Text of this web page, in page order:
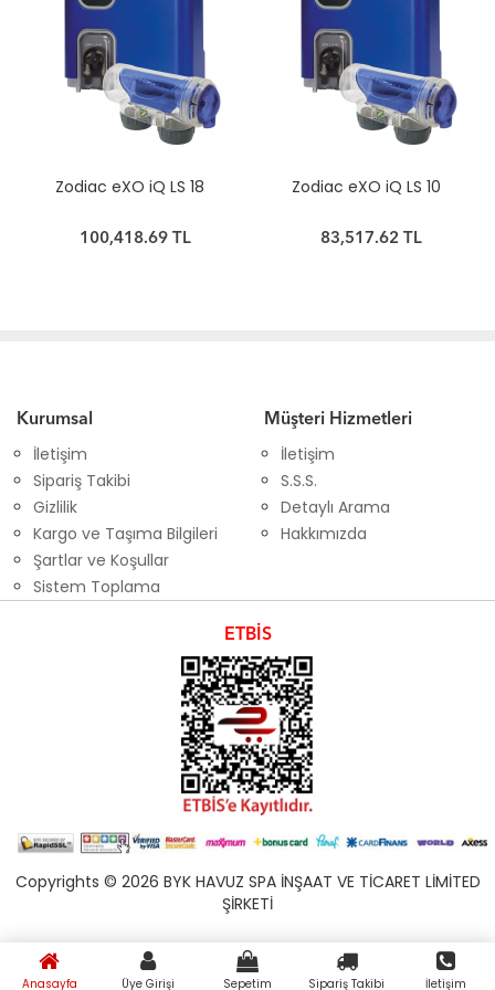
Anasayfa Üye Girişi Sepetim Sipariş Takibi İletişim
Zodiac eXO iQ LS 18
100,418.69 TL
Zodiac eXO iQ LS 10
83,517.62 TL
Kurumsal
İletişim
Sipariş Takibi
Gizlilik
Kargo ve Taşıma Bilgileri
Şartlar ve Koşullar
Sistem Toplama
Müşteri Hizmetleri
İletişim
S.S.S.
Detaylı Arama
Hakkımızda
ETBİS
Copyrights © 2026 BYK HAVUZ SPA İNŞAAT VE TİCARET LİMİTED
ŞİRKETİ